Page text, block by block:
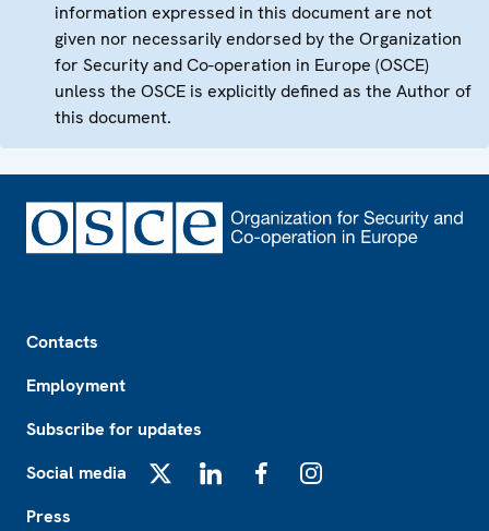
information expressed in this document are not
given nor necessarily endorsed by the Organization
for Security and Co-operation in Europe (OSCE)
unless the OSCE is explicitly defined as the Author of
this document.
Contacts
Employment
Subscribe for updates
Social media
Press